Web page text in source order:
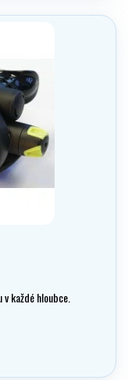
každé hloubce.